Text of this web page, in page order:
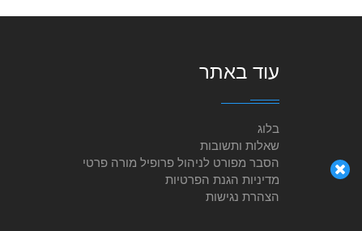
עוד באתר
בלוג
שאלות ותשובות
הסבר מפורט לניהול פרופיל מורה פרטי
מדיניות הגנת הפרטיות
הצהרת נגישות